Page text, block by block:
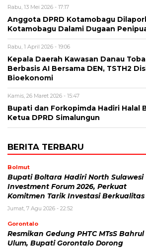
Rabu, 13 Mei 2026 - 17:17
Anggota DPRD Kotamobagu
Kotamobagu Dalami Dugaan
Rabu, 1 April 2026 - 19:06
Kepala Daerah Kawasan Danau
Berbasis AI Bersama DEN, TSTH2
Bioekonomi
Kamis, 26 Maret 2026 - 15:47
Bupati dan Forkopimda Hadiri Halal
Ketua DPRD Simalungun
BERITA TERBARU
Bolmut
Bupati Boltara Hadiri North Sulawesi
Investment Forum 2026, Perkuat
Komitmen Tarik Investasi Berkualitas
Jumat, 7 Agu 2026 - 22:52
Gorontalo
Resmikan Gedung PHTC MTsS Bahrul
Ulum, Bupati Gorontalo Dorong